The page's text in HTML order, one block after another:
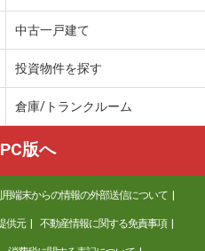
中古一戸建て
投資物件を探す
倉庫/トランクルーム
PC版へ
端末からの情報の外部送信について
供元 不動産情報に関する免責事項